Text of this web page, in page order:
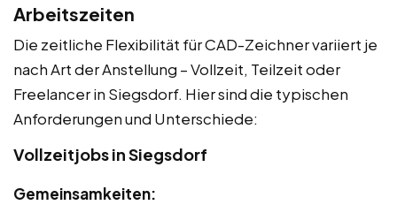
Arbeitszeiten
Die zeitliche Flexibilität für CAD-Zeichner variiert je
nach Art der Anstellung – Vollzeit, Teilzeit oder
Freelancer in Siegsdorf. Hier sind die typischen
Anforderungen und Unterschiede:
Vollzeitjobs in Siegsdorf
Gemeinsamkeiten: